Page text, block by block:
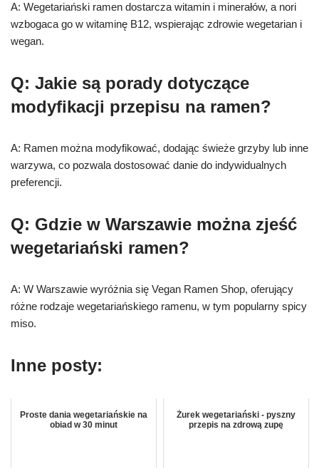
A: Wegetariański ramen dostarcza witamin i minerałów, a nori
wzbogaca go w witaminę B12, wspierając zdrowie wegetarian i
wegan.
Q: Jakie są porady dotyczące
modyfikacji przepisu na ramen?
A: Ramen można modyfikować, dodając świeże grzyby lub inne
warzywa, co pozwala dostosować danie do indywidualnych
preferencji.
Q: Gdzie w Warszawie można zjeść
wegetariański ramen?
A: W Warszawie wyróżnia się Vegan Ramen Shop, oferujący
różne rodzaje wegetariańskiego ramenu, w tym popularny spicy
miso.
Inne posty:
Proste dania wegetariańskie na
obiad w 30 minut
Żurek wegetariański - pyszny
przepis na zdrową zupę